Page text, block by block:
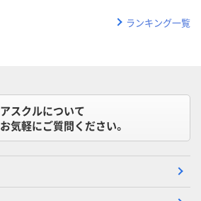
ランキング一覧
アスクルについて
お気軽にご質問ください。